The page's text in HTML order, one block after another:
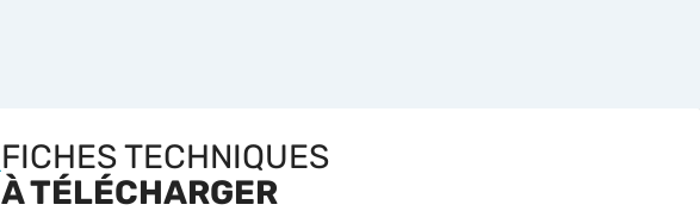
FICHES TECHNIQUES
À TÉLÉCHARGER